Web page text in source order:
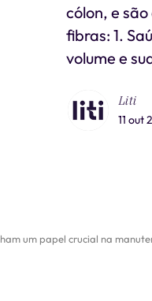
cólon, e
fibras: 1.
volume e
Liti
11 out
um papel crucial na